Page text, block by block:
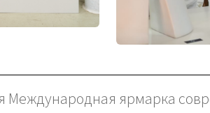
Международная ярмарка